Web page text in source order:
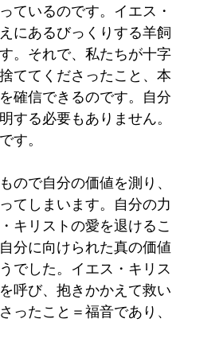
ているのです。イエス・
にあるびっくりする羊飼
。それで、私たちが十字
ててくださったこと、本
確信できるのです。自分
る必要もありません。
す。
で自分の価値を測り、
てしまいます。自分の力
キリストの愛を退けるこ
分に向けられた真の価値
でした。イエス・キリス
呼び、抱きかかえて救い
たこと＝福音であり、